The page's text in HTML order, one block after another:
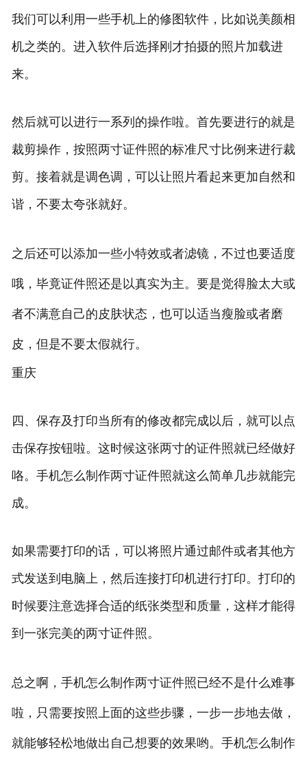
我们可以利用一些手机上的修图软件，比如说美颜相
机之类的。进入软件后选择刚才拍摄的照片加载进
来。
然后就可以进行一系列的操作啦。首先要进行的就是
裁剪操作，按照两寸证件照的标准尺寸比例来进行裁
剪。接着就是调色调，可以让照片看起来更加自然和
谐，不要太夸张就好。
之后还可以添加一些小特效或者滤镜，不过也要适度
哦，毕竟证件照还是以真实为主。要是觉得脸太大或
者不满意自己的皮肤状态，也可以适当瘦脸或者磨
皮，但是不要太假就行。
重庆
四、保存及打印当所有的修改都完成以后，就可以点
击保存按钮啦。这时候这张两寸的证件照就已经做好
咯。手机怎么制作两寸证件照就这么简单几步就能完
成。
如果需要打印的话，可以将照片通过邮件或者其他方
式发送到电脑上，然后连接打印机进行打印。打印的
时候要注意选择合适的纸张类型和质量，这样才能得
到一张完美的两寸证件照。
总之啊，手机怎么制作两寸证件照已经不是什么难事
啦，只需要按照上面的这些步骤，一步一步地去做，
就能够轻松地做出自己想要的效果哟。手机怎么制作